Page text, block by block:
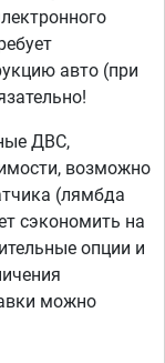
авто (при
ДВС,
возможно
(лямбда
сэкономить на
опции и
можно